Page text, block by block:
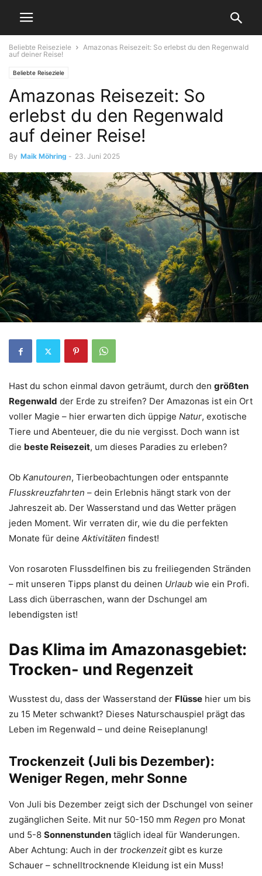
Beliebte Reiseziele
Amazonas Reisezeit: So erlebst du den Regenwald
auf deiner Reise!
Beliebte Reiseziele
Amazonas Reisezeit: So
erlebst du den Regenwald
auf deiner Reise!
By Maik Möhring - 23. Juni 2025
Hast du schon einmal davon geträumt, durch den größten
Regenwald der Erde zu streifen? Der Amazonas ist ein Ort
voller Magie – hier erwarten dich üppige Natur, exotische
Tiere und Abenteuer, die du nie vergisst. Doch wann ist
die beste Reisezeit, um dieses Paradies zu erleben?
Ob Kanutouren, Tierbeobachtungen oder entspannte
Flusskreuzfahrten – dein Erlebnis hängt stark von der
Jahreszeit ab. Der Wasserstand und das Wetter prägen
jeden Moment. Wir verraten dir, wie du die perfekten
Monate für deine Aktivitäten findest!
Von rosaroten Flussdelfinen bis zu freiliegenden Stränden
– mit unseren Tipps planst du deinen Urlaub wie ein Profi.
Lass dich überraschen, wann der Dschungel am
lebendigsten ist!
Das Klima im Amazonasgebiet:
Trocken- und Regenzeit
Wusstest du, dass der Wasserstand der Flüsse hier um bis
zu 15 Meter schwankt? Dieses Naturschauspiel prägt das
Leben im Regenwald – und deine Reiseplanung!
Trockenzeit (Juli bis Dezember):
Weniger Regen, mehr Sonne
Von Juli bis Dezember zeigt sich der Dschungel von seiner
zugänglichen Seite. Mit nur 50-150 mm Regen pro Monat
und 5-8 Sonnenstunden täglich ideal für Wanderungen.
Aber Achtung: Auch in der trockenzeitgibt es kurze
Schauer – schnelltrocknende Kleidung ist ein Muss!